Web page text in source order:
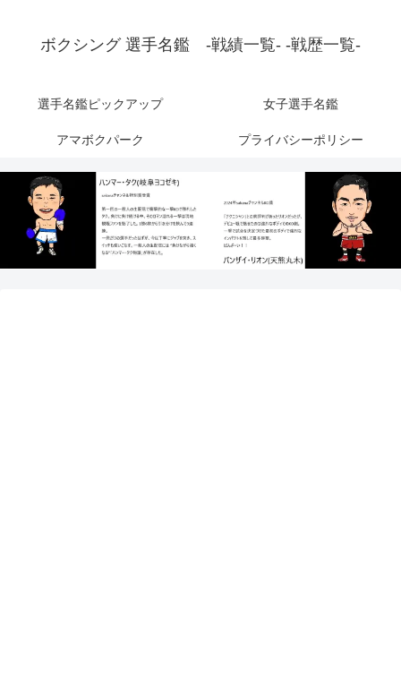
ボクシング 選手名鑑 -戦績一覧- -戦歴一覧-
選手名鑑ピックアップ 女子選手名鑑
アマボクパーク プライバシーポリシー